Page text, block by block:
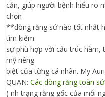
cắn, giúp người bệnh hiểu rõ
chọn
**dòng răng sứ nào tốt nhất
tìm kiếm
sự phù hợp với cấu trúc hàm,
mỹ riêng
biệt của từng cá nhân. My
QUAN:Các dòng răng toàn sứ
) nh trạng răng gốc của mỗi